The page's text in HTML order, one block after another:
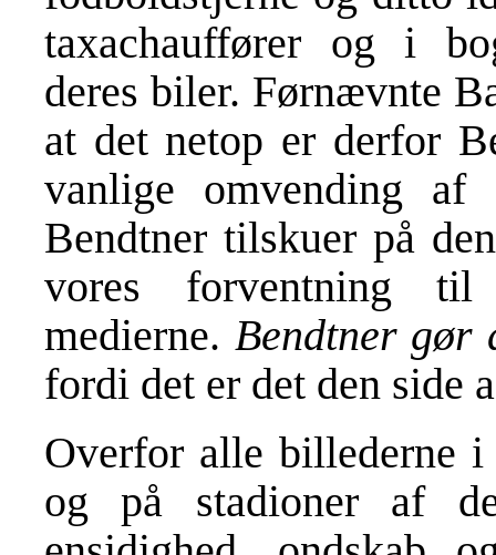
taxachauffører og i
deres biler. Førnævnte
at det netop er derfor
vanlige omvending
Bendtner tilskuer på
vores forventning til
medierne. Bendtner
fordi det er det den side
Overfor alle billederne
og på stadioner af